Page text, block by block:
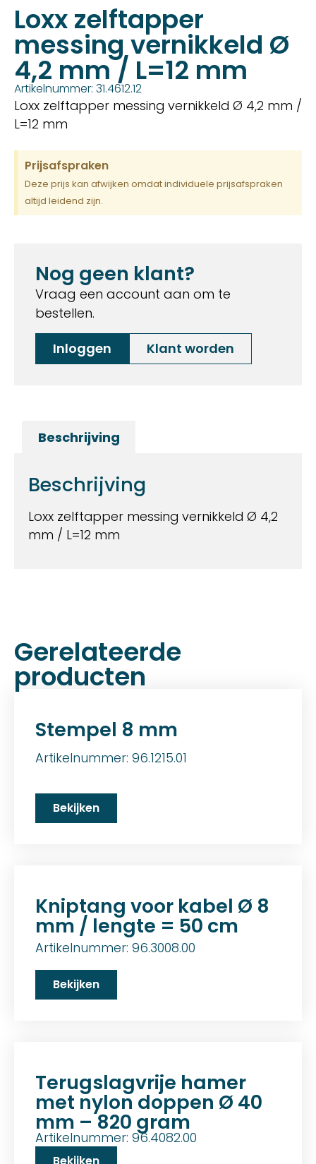
Loxx zelftapper
messing vernikkeld Ø
4,2 mm / L=12 mm
Artikelnummer: 31.4612.12
Loxx zelftapper messing vernikkeld Ø 4,2 mm /
L=12 mm
Prijsafspraken
Deze prijs kan afwijken omdat individuele prijsafspraken
altijd leidend zijn.
Nog geen klant?
Vraag een account aan om te
bestellen.
Inloggen
Klant worden
Beschrijving
Beschrijving
Loxx zelftapper messing vernikkeld Ø 4,2
mm / L=12 mm
Gerelateerde
producten
Stempel 8 mm
Artikelnummer: 96.1215.01
Bekijken
Kniptang voor kabel Ø 8
mm / lengte = 50 cm
Artikelnummer: 96.3008.00
Bekijken
Terugslagvrije hamer
met nylon doppen Ø 40
mm – 820 gram
Artikelnummer: 96.4082.00
Bekijken